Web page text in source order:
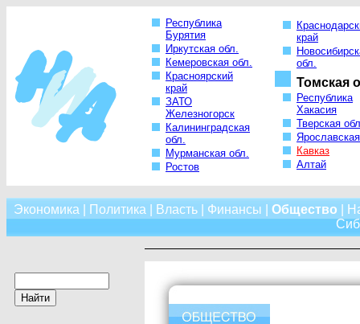
Республика
Бурятия
Иркутская обл.
Кемеровская обл.
Красноярский
край
ЗАТО
Железногорск
Калининградская
обл.
Мурманская обл.
Ростов
край
обл.
Томская
Республика
Хакасия
Тверская
Кавказ
Алтай
Экономика Политика Власть| Финансы Общество